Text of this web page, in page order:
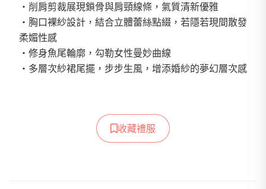
・削肩剪裁展現鎖骨與肩頸線條，氣質清新優雅
・胸口裸紗設計，結合立體蕾絲點綴，若隱若現間散發
柔媚性感
・修身魚尾輪廓，勾勒女性曼妙曲線
・多層次紗裙尾擺，步步生風，增添婚紗的夢幻層次感
收藏禮服